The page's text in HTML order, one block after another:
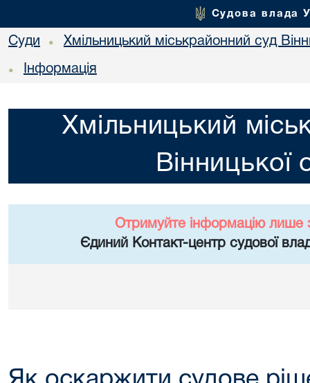
Судова влада
Суди • Хмільницький міськрайонний суд
• Інформація
Хмільницький
Вінницької
Отримуйте інформацію лише
Єдиний Контакт-центр судової